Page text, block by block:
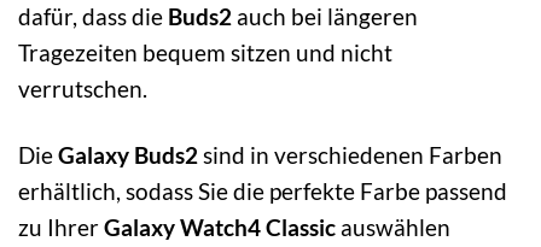
dafür, dass die Buds2 auch bei längeren
Tragezeiten bequem sitzen und nicht
verrutschen.
DieGalaxy Buds2 sind in verschiedenen Farben
erhältlich, sodass Sie die perfekte Farbe passend
zu IhrerGalaxy Watch4 Classic auswählen